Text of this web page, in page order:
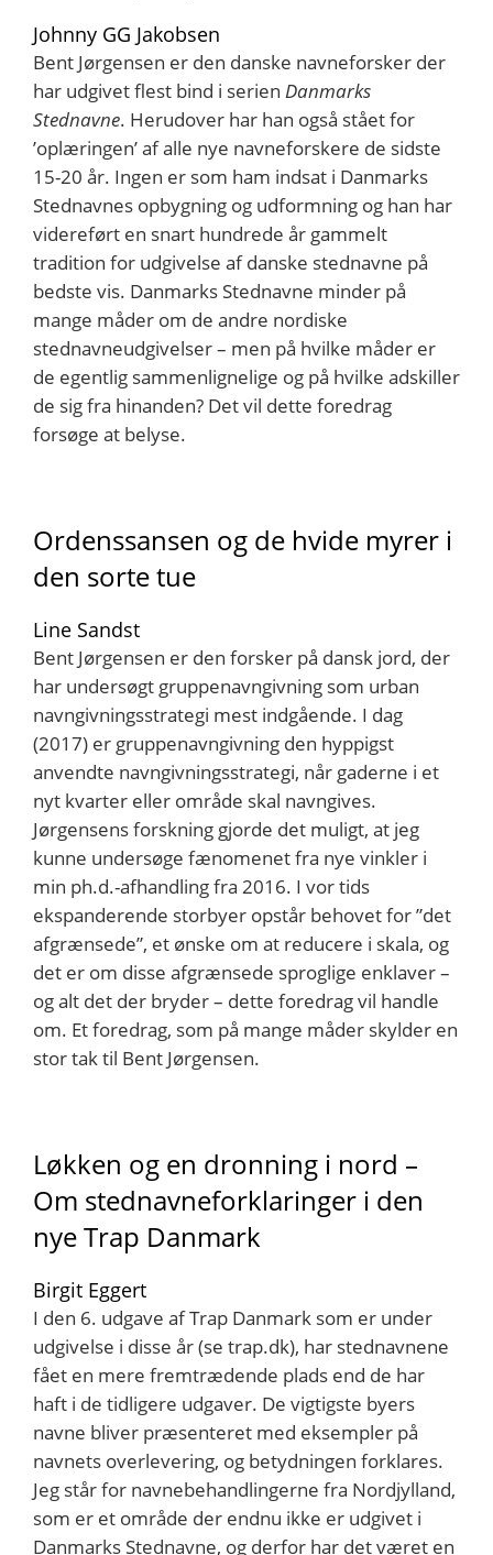
Johnny GG Jakobsen
Bent Jørgensen er den danske navneforsker der
har udgivet flest bind i serien Danmarks
Stednavne. Herudover har han også stået for
’oplæringen’ af alle nye navneforskere de sidste
15-20 år. Ingen er som ham indsat i Danmarks
Stednavnes opbygning og udformning og han har
videreført en snart hundrede år gammelt
tradition for udgivelse af danske stednavne på
bedste vis. Danmarks Stednavne minder på
mange måder om de andre nordiske
stednavneudgivelser – men på hvilke måder er
de egentlig sammenlignelige og på hvilke adskiller
de sig fra hinanden? Det vil dette foredrag
forsøge at belyse.
Ordenssansen og de hvide myrer i
den sorte tue
Line Sandst
Bent Jørgensen er den forsker på dansk jord, der
har undersøgt gruppenavngivning som urban
navngivningsstrategi mest indgående. I dag
(2017) er gruppenavngivning den hyppigst
anvendte navngivningsstrategi, når gaderne i et
nyt kvarter eller område skal navngives.
Jørgensens forskning gjorde det muligt, at jeg
kunne undersøge fænomenet fra nye vinkler i
min ph.d.-afhandling fra 2016. I vor tids
ekspanderende storbyer opstår behovet for ”det
afgrænsede”, et ønske om at reducere i skala, og
det er om disse afgrænsede sproglige enklaver –
og alt det der bryder – dette foredrag vil handle
om. Et foredrag, som på mange måder skylder en
stor tak til Bent Jørgensen.
Løkken og en dronning i nord –
Om stednavneforklaringer i den
nye Trap Danmark
Birgit Eggert
I den 6. udgave af Trap Danmark som er under
udgivelse i disse år (se trap.dk), har stednavnene
fået en mere fremtrædende plads end de har
haft i de tidligere udgaver. De vigtigste byers
navne bliver præsenteret med eksempler på
navnets overlevering, og betydningen forklares.
Jeg står for navnebehandlingerne fra Nordjylland,
som er et område der endnu ikke er udgivet i
Danmarks Stednavne, og derfor har det været en